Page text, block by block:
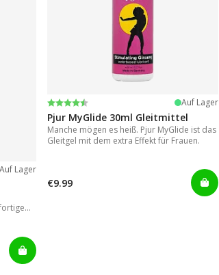
Auf Lager
Bewertung:
4.2 von 5 Sternen Auf Lager
Pjur MyGlide 30ml Gleitmittel
Manche mögen es heiß. Pjur MyGlide ist das
Gleitgel mit dem extra Effekt für Frauen.
€9.99